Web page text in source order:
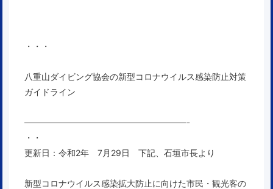
・・・
八重山ダイビング協会の新型コロナウイルス感染防止対策
ガイドライン
———————————————————-
・・
更新日：令和2年 7月29日 下記、石垣市長より
新型コロナウイルス感染拡大防止に向けた市民・観光客の